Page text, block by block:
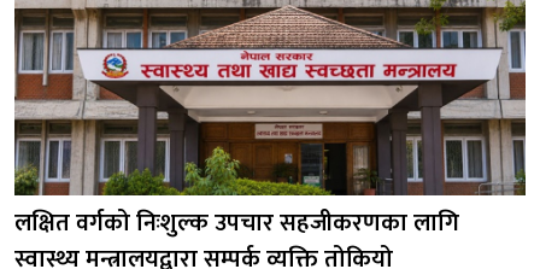
लक्षित वर्गको निःशुल्क उपचार सहजीकरणका लागि
स्वास्थ्य मन्त्रालयद्वारा सम्पर्क व्यक्ति तोकियो